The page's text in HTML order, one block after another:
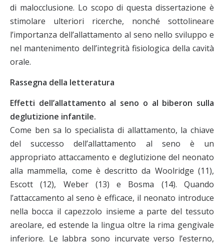
di malocclusione. Lo scopo di questa dissertazione è
stimolare ulteriori ricerche, nonché sottolineare
l’importanza dell’allattamento al seno nello sviluppo e
nel mantenimento dell’integrità fisiologica della cavità
orale.
Rassegna della letteratura
Effetti dell’allattamento al seno o al biberon sulla
deglutizione infantile.
Come ben sa lo specialista di allattamento, la chiave
del successo dell’allattamento al seno è un
appropriato attaccamento e deglutizione del neonato
alla mammella, come è descritto da Woolridge (11),
Escott (12), Weber (13) e Bosma (14). Quando
l’attaccamento al seno è efficace, il neonato introduce
nella bocca il capezzolo insieme a parte del tessuto
areolare, ed estende la lingua oltre la rima gengivale
inferiore. Le labbra sono incurvate verso l’esterno,